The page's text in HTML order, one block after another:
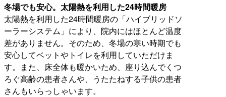
冬場でも安心。太陽熱を利用した24時間暖房
太陽熱を利用した24時間暖房の「ハイブリッドソ
ーラーシステム」により、院内にはほとんど温度
差がありません。そのため、冬場の寒い時期でも
安心してベットやトイレを利用していただけま
す。また、床全体も暖かいため、座り込んでくつ
ろぐ高齢の患者さんや、うたたねする子供の患者
さんもいらっしゃいます。